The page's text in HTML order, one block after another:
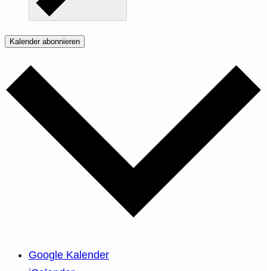
Kalender abonnieren
Google Kalender